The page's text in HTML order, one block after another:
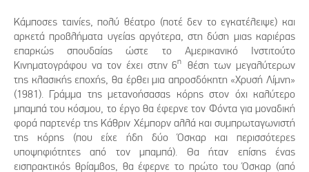
Κάμποσες ταινίες, πολύ θέατρο (ποτέ δεν το εγκατέλειψε) και
αρκετά προβλήματα υγείας αργότερα, στη δύση μιας καριέρας
επαρκώς σπουδαίας ώστε το Αμερικανικό Ινστιτούτο
Κινηματογράφου να τον έχει στην 6η
θέση των μεγαλύτερων
της κλασικής εποχής, θα έρθει μια απροσδόκητη «Χρυσή Λίμνη»
(1981). Γράμμα της μετανοήσασας κόρης στον όχι καλύτερο
μπαμπά του κόσμου, το έργο θα έφερνε τον Φόντα για μοναδική
φορά παρτενέρ της Κάθριν Χέμπορν αλλά και συμπρωταγωνιστή
της κόρης (που είχε ήδη δύο Όσκαρ και περισσότερες
υποψηφιότητες από τον μπαμπά). Θα ήταν επίσης ένας
εισπρακτικός θρίαμβος, θα έφερνε το πρώτο του Όσκαρ (από